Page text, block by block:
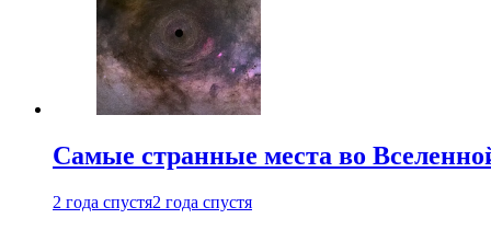
Самые странные места во
2 года спустя2 года спустя